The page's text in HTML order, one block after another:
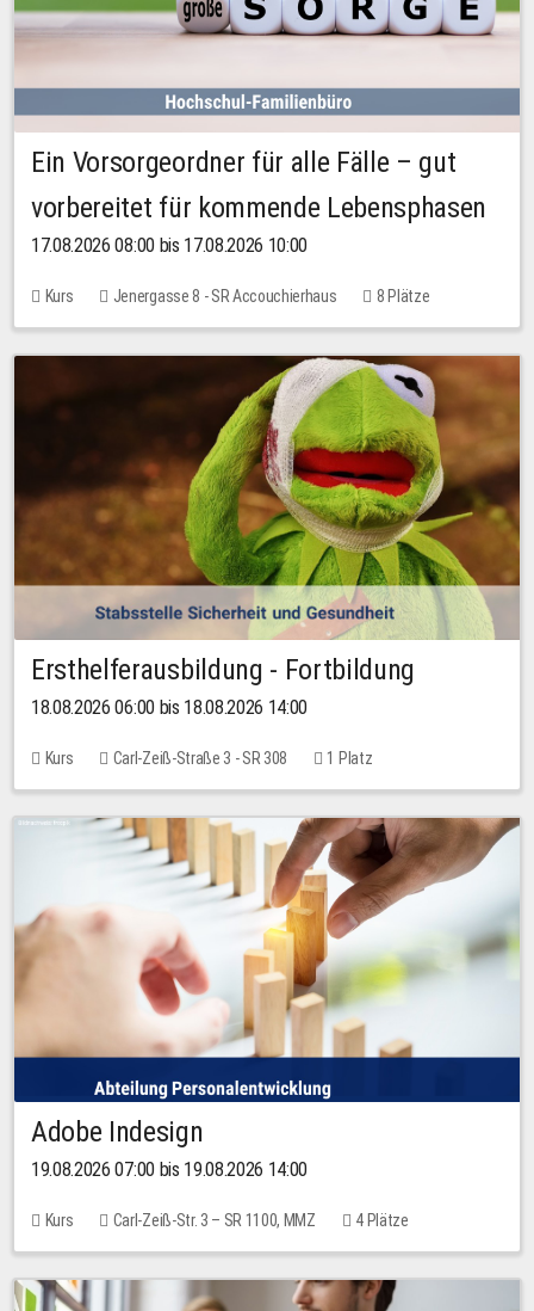
Ein Vorsorgeordner für alle Fälle – gut
vorbereitet für kommende Lebensphasen
17.08.2026 08:00 bis 17.08.2026 10:00
Kurs Jenergasse 8 - SR Accouchierhaus 8 Plätze
Ersthelferausbildung - Fortbildung
18.08.2026 06:00 bis 18.08.2026 14:00
Kurs Carl-Zeiß-Straße 3 - SR 308 1 Platz
Adobe Indesign
19.08.2026 07:00 bis 19.08.2026 14:00
Kurs Carl-Zeiß-Str. 3 – SR 1100, MMZ 4 Plätze